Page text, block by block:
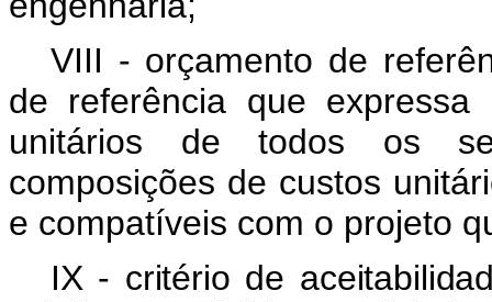
VIII - orçamento de
de referência que
unitários de todos os
composições de custos
e compatíveis com o projeto
IX - critério de